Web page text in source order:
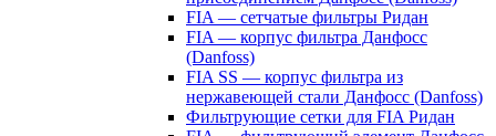
FIA — сетчатые фильтры Ридан
FIA — корпус фильтра Данфосс
(Danfoss)
FIA SS — корпус фильтра из
нержавеющей стали Данфосс (Danfoss)
Фильтрующие сетки для FIA Ридан